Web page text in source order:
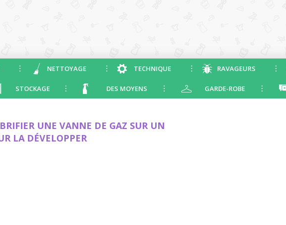
NETTOYAGE TECHNIQUE RAVAGEURS
STOCKAGE DES MOYENS GARDE-ROBE
UNE VANNE DE GAZ SUR UN
LA DÉVELOPPER